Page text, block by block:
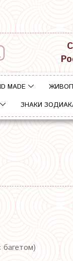
MADE
ЗНАКИ
багетом)